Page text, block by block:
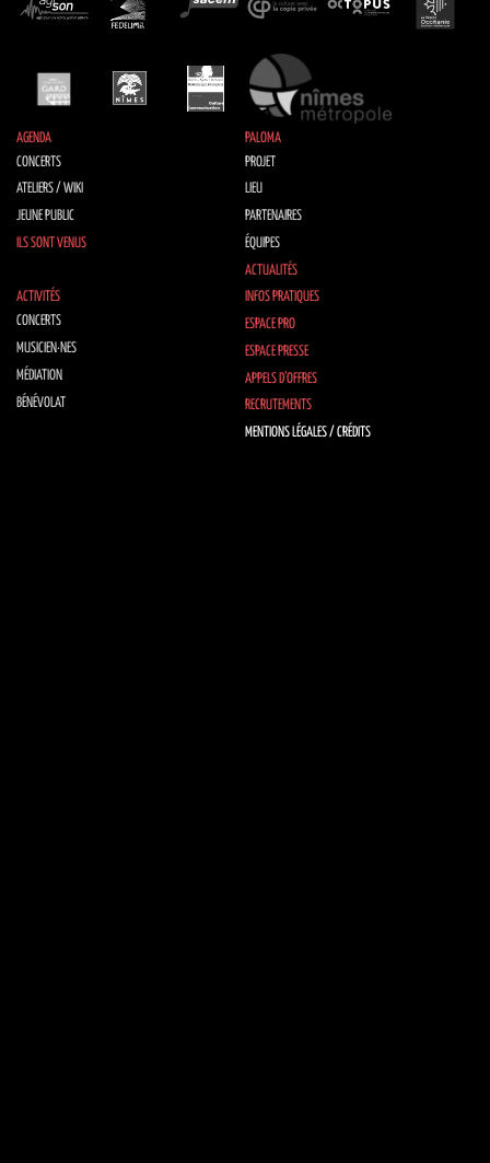
AGENDA
CONCERTS
ATELIERS / WIKI
JEUNE PUBLIC
ILS SONT VENUS
PALOMA
PROJET
LIEU
PARTENAIRES
ÉQUIPES
ACTUALITÉS
ACTIVITÉS
CONCERTS
MUSICIEN·NES
MÉDIATION
BÉNÉVOLAT
INFOS PRATIQUES
ESPACE PRO
ESPACE PRESSE
APPELS D’OFFRES
RECRUTEMENTS
MENTIONS LÉGALES / CRÉDITS